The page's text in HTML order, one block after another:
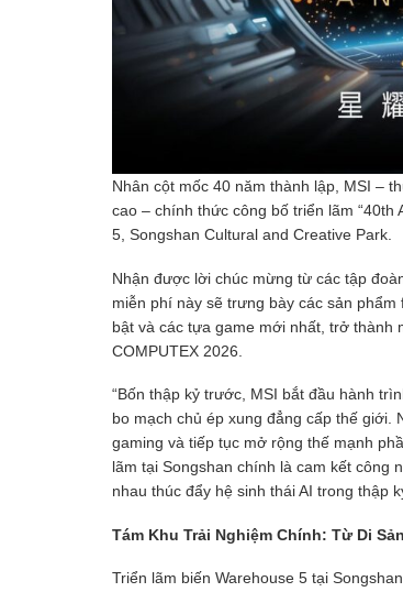
Nhân cột mốc 40 năm thành lập, MSI –
cao – chính thức công bố triển lãm “40th
5, Songshan Cultural and Creative Park.
Nhận được lời chúc mừng từ các tập
miễn phí này sẽ trưng bày các sản
bật và các tựa game mới nhất, trở thành
COMPUTEX 2026.
“Bốn thập kỷ trước, MSI bắt đầu hành
bo mạch chủ ép xung đẳng cấp thế giới.
gaming và tiếp tục mở rộng thế mạnh
lãm tại Songshan chính là cam kết công
nhau thúc đẩy hệ sinh thái AI trong thập
Tám Khu Trải Nghiệm Chính: Từ Di
Triển lãm biến Warehouse 5 tại